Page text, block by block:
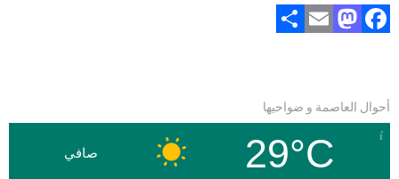
F
b
o
M
o
d
o
E
l
e
أحوال العاصمة و ضواحيها
29°C صافي